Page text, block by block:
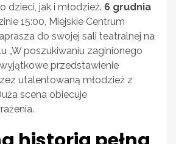
dzieci, jak i młodzież. 6 grudnia
15:00, Miejskie Centrum
do swojej sali teatralnej na
„W poszukiwaniu zaginionego
przedstawienie
utalentowaną młodzież z
scena obiecuje